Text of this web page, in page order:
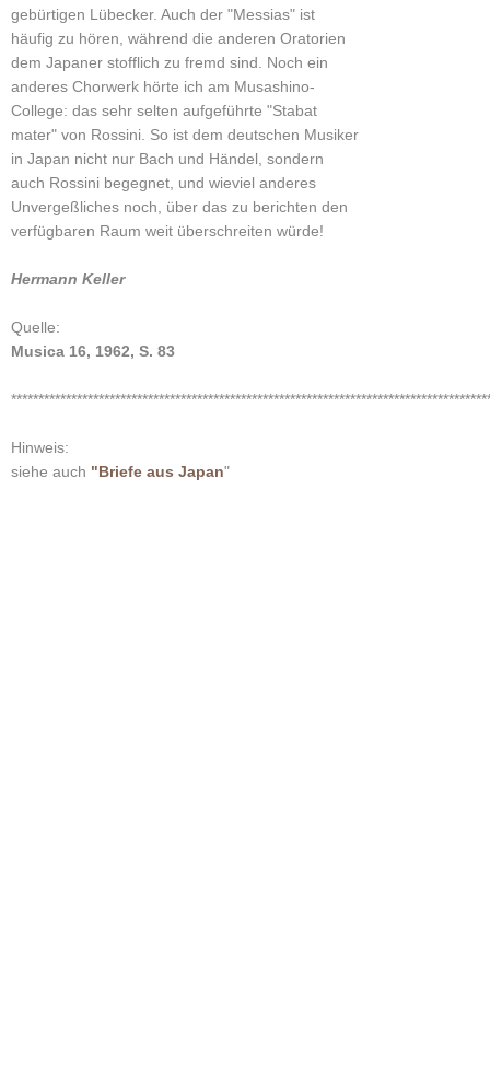
gebürtigen Lübecker. Auch der "Messias" ist
häufig zu hören, während die anderen Oratorien
dem Japaner stofflich zu fremd sind. Noch ein
anderes Chorwerk hörte ich am Musashino-
College: das sehr selten aufgeführte "Stabat
mater" von Rossini. So ist dem deutschen Musiker
in Japan nicht nur Bach und Händel, sondern
auch Rossini begegnet, und wieviel anderes
Unvergeßliches noch, über das zu berichten den
verfügbaren Raum weit überschreiten würde!
Hermann Keller
Quelle:
Musica 16, 1962, S. 83
Hinweis:
siehe auch "Briefe aus Japan"